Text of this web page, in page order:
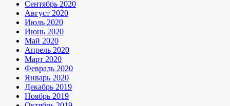
Сентябрь 2020
Август 2020
Июль 2020
Июнь 2020
Май 2020
Апрель 2020
Март 2020
Февраль 2020
Январь 2020
Декабрь 2019
Ноябрь 2019